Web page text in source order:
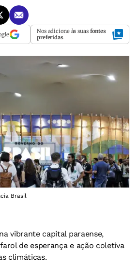
Nos adicione às suas fontes
preferidas
Brasil
vibrante capital paraense,
de esperança e ação coletiva
climáticas.